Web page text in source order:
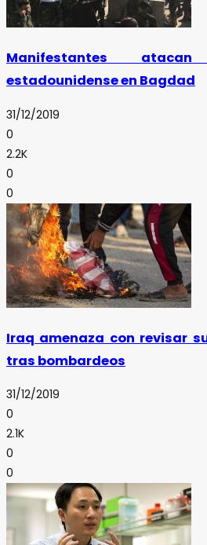
Manifestantes
estadounidense en Bagdad
31/12/2019
0
2.2K
0
0
Iraq amenaza con revisar
tras bombardeos
31/12/2019
0
2.1K
0
0